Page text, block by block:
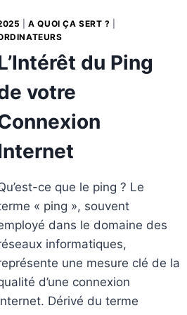
|A QUOI ÇA SERT ?
du Ping
votre
ce que le ping ? Le
« ping », souvent
dans le domaine des
informatiques,
une mesure clé de la
d’une connexion
Dérivé du terme